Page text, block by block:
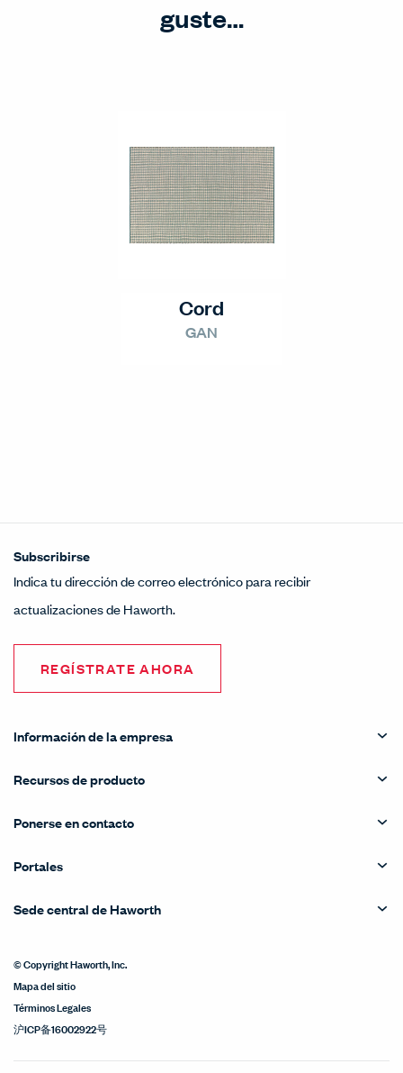
guste…
Cord
GAN
Subscribirse
Indica tu dirección de correo electrónico para recibir
actualizaciones de Haworth.
REGÍSTRATE AHORA
Información de la empresa
Recursos de producto
Ponerse en contacto
Portales
Sede central de Haworth
© Copyright Haworth, Inc.
Mapa del sitio
Términos Legales
沪ICP备16002922号